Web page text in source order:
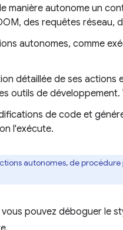
manière autonome un
des requêtes
autonomes, comme
détaillée de ses actions
outils de développement.
de code et
l'exécute.
autonomes, de
vous pouvez déboguer le